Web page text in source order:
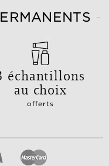
échantillons
au choix
offerts